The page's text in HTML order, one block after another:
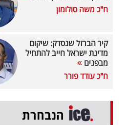
ח"כ משה סולומון
קיר הברזל שנסדק: שיקום
מדינת ישראל חייב להתחיל
מבפנים
ח"כ עודד פורר
הנבחרת